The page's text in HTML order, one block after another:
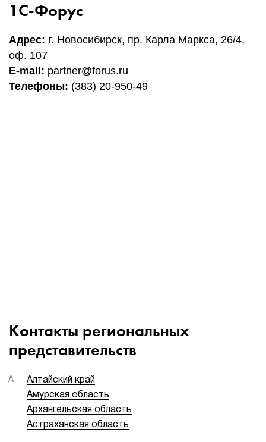
1С-Форус
Адрес: г. Новосибирск, пр. Карла Маркса, 26/4,
оф. 107
E-mail: partner@forus.ru
Телефоны: (383) 20-950-49
Контакты региональных
представительств
А
Алтайский край
Амурская область
Архангельская область
Астраханская область